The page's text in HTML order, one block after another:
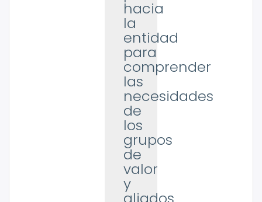
hacia
la
entidad
para
comprender
las
necesidades
de
los
grupos
de
valor
y